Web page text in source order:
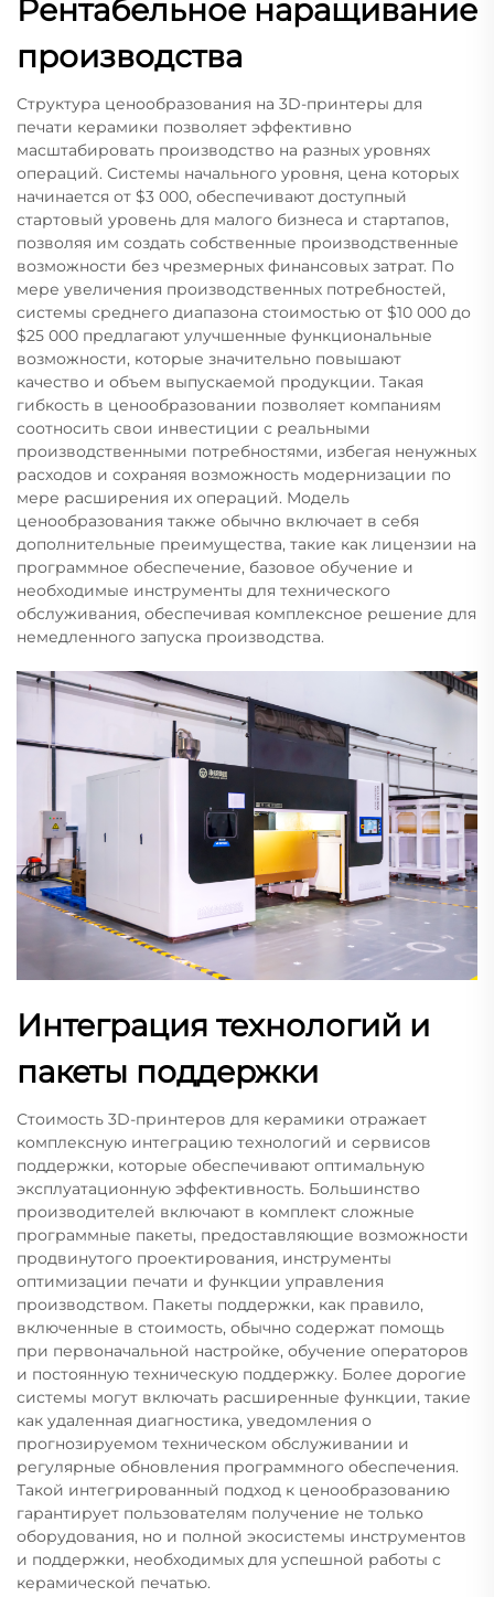
Рентабельное наращивание
производства
Структура ценообразования на 3D-принтеры для
печати керамики позволяет эффективно
масштабировать производство на разных уровнях
операций. Системы начального уровня, цена которых
начинается от $3 000, обеспечивают доступный
стартовый уровень для малого бизнеса и стартапов,
позволяя им создать собственные производственные
возможности без чрезмерных финансовых затрат. По
мере увеличения производственных потребностей,
системы среднего диапазона стоимостью от $10 000 до
$25 000 предлагают улучшенные функциональные
возможности, которые значительно повышают
качество и объем выпускаемой продукции. Такая
гибкость в ценообразовании позволяет компаниям
соотносить свои инвестиции с реальными
производственными потребностями, избегая ненужных
расходов и сохраняя возможность модернизации по
мере расширения их операций. Модель
ценообразования также обычно включает в себя
дополнительные преимущества, такие как лицензии на
программное обеспечение, базовое обучение и
необходимые инструменты для технического
обслуживания, обеспечивая комплексное решение для
немедленного запуска производства.
Интеграция технологий и
пакеты поддержки
Стоимость 3D-принтеров для керамики отражает
комплексную интеграцию технологий и сервисов
поддержки, которые обеспечивают оптимальную
эксплуатационную эффективность. Большинство
производителей включают в комплект сложные
программные пакеты, предоставляющие возможности
продвинутого проектирования, инструменты
оптимизации печати и функции управления
производством. Пакеты поддержки, как правило,
включенные в стоимость, обычно содержат помощь
при первоначальной настройке, обучение операторов
и постоянную техническую поддержку. Более дорогие
системы могут включать расширенные функции, такие
как удаленная диагностика, уведомления о
прогнозируемом техническом обслуживании и
регулярные обновления программного обеспечения.
Такой интегрированный подход к ценообразованию
гарантирует пользователям получение не только
оборудования, но и полной экосистемы инструментов
и поддержки, необходимых для успешной работы с
керамической печатью.